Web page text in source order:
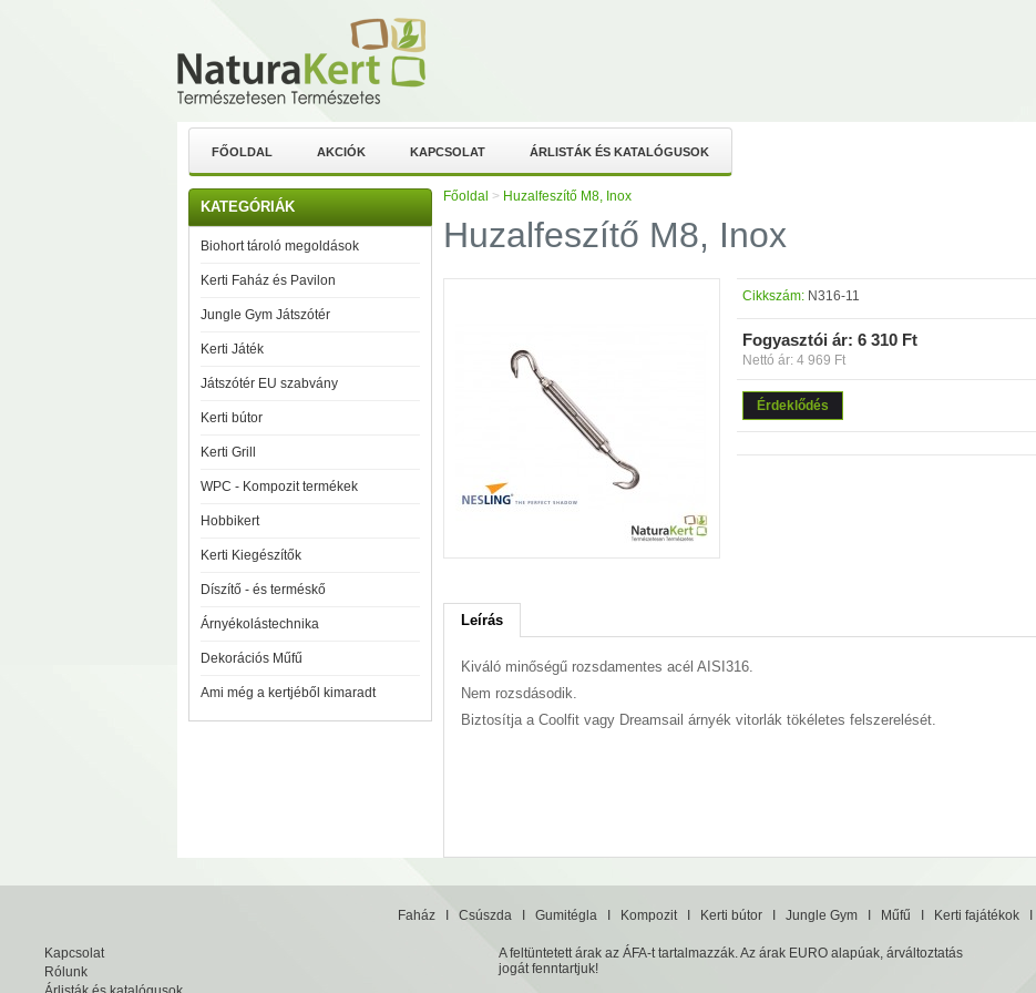
FŐOLDAL AKCIÓK KAPCSOLAT ÁRLISTÁK ÉS KATALÓGUSOK
KATEGÓRIÁK
Biohort tároló megoldások
Kerti Faház és Pavilon
Jungle Gym Játszótér
Kerti Játék
Játszótér EU szabvány
Kerti bútor
Kerti Grill
WPC - Kompozit termékek
Hobbikert
Kerti Kiegészítők
Díszítő - és terméskő
Árnyékolástechnika
Dekorációs Műfű
Ami még a kertjéből kimaradt
Főoldal > Huzalfeszítő M8, Inox
Huzalfeszítő M8, Inox
Cikkszám: N316-11
Fogyasztói ár: 6 310 Ft
Nettó ár: 4 969 Ft
Érdeklődés
Leírás
Kiváló minőségű rozsdamentes acél AISI316.
Nem rozsdásodik.
Biztosítja a Coolfit vagy Dreamsail árnyék vitorlák tökéletes felszerelését.
FaházI CsúszdaI GumitéglaI KompozitI Kerti bútorI Jungle GymI Műfű Kerti fajátékokI
Kapcsolat
Rólunk
A feltüntetett árak az ÁFA-t tartalmazzák. Az árak EURO alapúak, árváltoztatás
jogát fenntartjuk!